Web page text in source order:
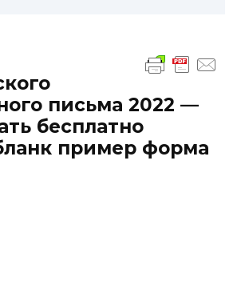
письма 2022 —
бесплатно
пример форма